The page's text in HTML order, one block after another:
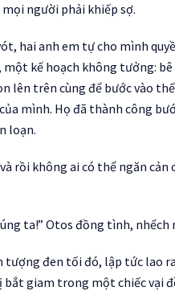
người phải khiếp sợ.
hai anh em tự cho mình
kế hoạch không tưởng: bê
lên trên cùng để bước vào
mình. Họ đã thành công
loạn.
rồi không ai có thể ngăn
ta!” Otos đồng tình, nhếch
đen tối đó, lập tức lao
bắt giam trong một chiếc vại